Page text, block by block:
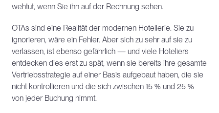
wehtut, wenn Sie ihn auf der Rechnung sehen.
OTAs sind eine Realität der modernen Hotellerie. Sie zu
ignorieren, wäre ein Fehler. Aber sich zu sehr auf sie zu
verlassen, ist ebenso gefährlich — und viele Hoteliers
entdecken dies erst zu spät, wenn sie bereits ihre gesamte
Vertriebsstrategie auf einer Basis aufgebaut haben, die sie
nicht kontrollieren und die sich zwischen 15 % und 25 %
von jeder Buchung nimmt.